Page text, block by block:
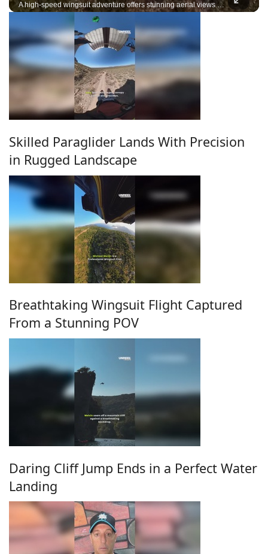
A high-speed wingsuit adventure offers stunning aerial views of the surrounding landscape.
Skilled Paraglider Lands With Precision
in Rugged Landscape
Breathtaking Wingsuit Flight Captured
From a Stunning POV
Daring Cliff Jump Ends in a Perfect Water
Landing